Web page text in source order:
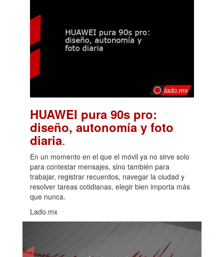
HUAWEI pura 90s pro:
diseño, autonomía y foto
diaria.
En un momento en el que el móvil ya no sirve solo
para contestar mensajes, sino también para
trabajar, registrar recuerdos, navegar la ciudad y
resolver tareas cotidianas, elegir bien importa más
que nunca.
Lado.mx